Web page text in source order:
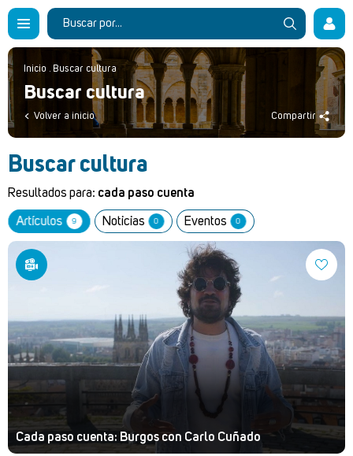
Inicio . Buscar cultura
Buscar cultura
Volver a inicio Compartir
Buscar cultura
Resultados para: cada paso cuenta
Artículos 9 Noticias 0 Eventos 0
Cada paso cuenta: Burgos con Carlo Cuñado